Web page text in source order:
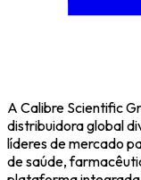
A Calibre Scientific
distribuidora global
líderes de mercado
de saúde,